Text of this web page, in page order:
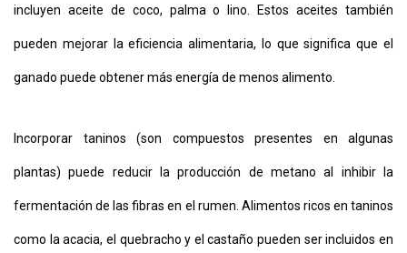
incluyen aceite de coco, palma o lino. Estos aceites también
pueden mejorar la eficiencia alimentaria, lo que significa que el
ganado puede obtener más energía de menos alimento.
Incorporar taninos (son compuestos presentes en algunas
plantas) puede reducir la producción de metano al inhibir la
fermentación de las fibras en el rumen. Alimentos ricos en taninos
como la acacia, el quebracho y el castaño pueden ser incluidos en